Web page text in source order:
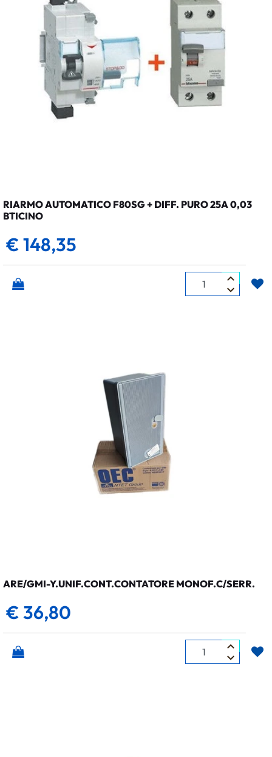
RIARMO AUTOMATICO F80SG + DIFF. PURO 25A 0,03
BTICINO
€ 148,35
Quantità
ARE/GMI-Y.UNIF.CONT.CONTATORE MONOF.C/SERR.
€ 36,80
Quantità